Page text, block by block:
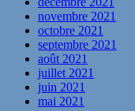
novembre 2021
octobre 2021
septembre 2021
août 2021
juillet 2021
juin 2021
mai 2021